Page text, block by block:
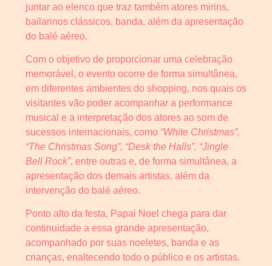
juntar ao elenco que traz também atores mirins,
bailarinos clássicos, banda, além da apresentação
do balé aéreo.
Com o objetivo de proporcionar uma celebração
memorável, o evento ocorre de forma simultânea,
em diferentes ambientes do shopping, nos quais os
visitantes vão poder acompanhar a performance
musical e a interpretação dos atores ao som de
sucessos internacionais, como “White Christmas”,
“The Christmas Song”, “Desk the Halls”, “Jingle
Bell Rock”, entre outras e, de forma simultânea, a
apresentação dos demais artistas, além da
intervenção do balé aéreo.
Ponto alto da festa, Papai Noel chega para dar
continuidade a essa grande apresentação,
acompanhado por suas noeletes, banda e as
crianças, enaltecendo todo o público e os artistas.